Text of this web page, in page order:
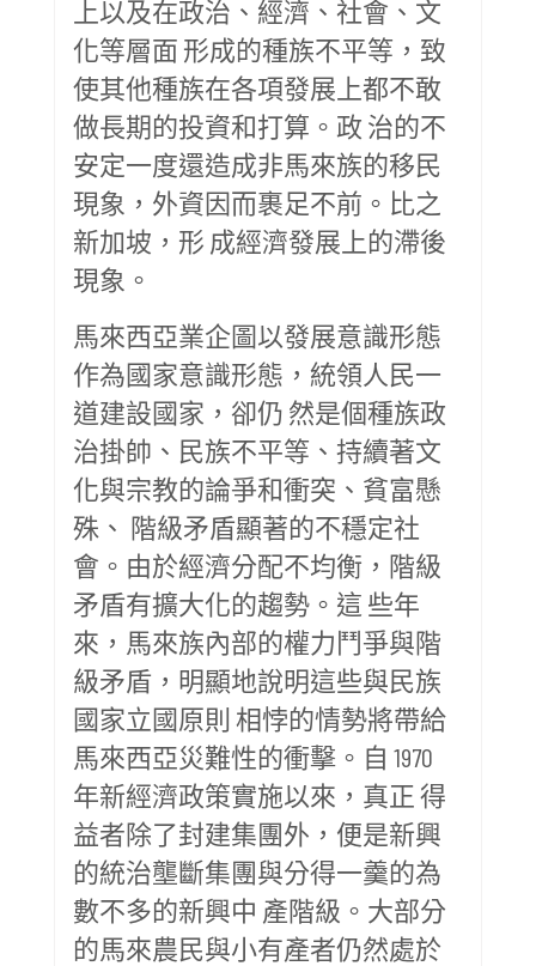
上以及在政治、經濟、社會、文
化等層面 形成的種族不平等，致
使其他種族在各項發展上都不敢
做長期的投資和打算。政 治的不
安定一度還造成非馬來族的移民
現象，外資因而裹足不前。比之
新加坡，形 成經濟發展上的滯後
現象。
馬來西亞業企圖以發展意識形態
作為國家意識形態，統領人民一
道建設國家，卻仍 然是個種族政
治掛帥、民族不平等、持續著文
化與宗教的論爭和衝突、貧富懸
殊、 階級矛盾顯著的不穩定社
會。由於經濟分配不均衡，階級
矛盾有擴大化的趨勢。這 些年
來，馬來族內部的權力鬥爭與階
級矛盾，明顯地說明這些與民族
國家立國原則 相悖的情勢將帶給
馬來西亞災難性的衝擊。自 1970
年新經濟政策實施以來，真正 得
益者除了封建集團外，便是新興
的統治壟斷集團與分得一羹的為
數不多的新興中 產階級。大部分
的馬來農民與小有產者仍然處於